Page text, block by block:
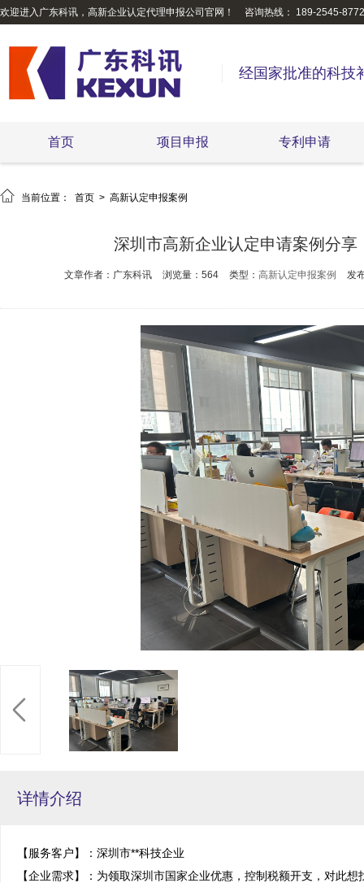
欢迎进入广东科讯，高新企业认定代理申报公司官网！ 咨询热线： 189-2545-8772
经国家批准的科技
首页 项目申报 专利申请
 当前位置： 首页 > 高新认定申报案例
深圳市高新企业认定申请案例分
文章作者：广东科讯 浏览量：564 类型： 高新认定申报案例 发
详情介绍
【服务客户】：深圳市**科技企业
【企业需求】：为领取深圳市国家企业优惠，控制税额开支，对此